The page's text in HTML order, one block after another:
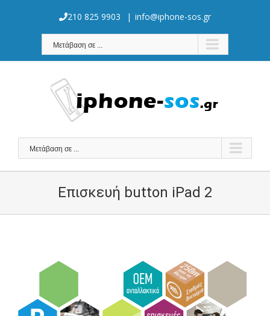
210 825 9903 | info@iphone-sos.gr
Μετάβαση σε ...
Μετάβαση σε ...
Επισκευή button iPad 2